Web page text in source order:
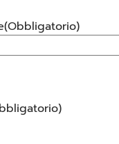
(Obbligatorio)